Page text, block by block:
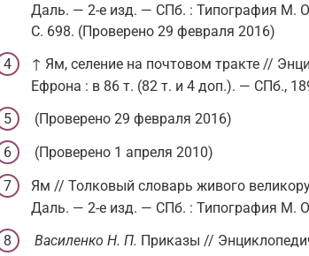
Даль. — 2-е изд. — СПб. : Типография М.
С. 698. (Проверено 29 февраля 2016)
↑ Ям, селение на почтовом тракте //
Ефрона : в 86 т. (82 т. и 4 доп.). — СПб.,
(Проверено 29 февраля 2016)
(Проверено 1 апреля 2010)
Ям // Толковый словарь живого
Даль. — 2-е изд. — СПб. : Типография М.
Василенко Н. П. Приказы //